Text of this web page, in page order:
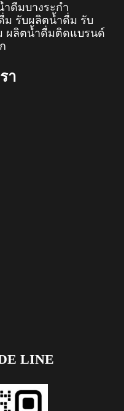
ำดื่มบางระกำ
ม รับผลิตน้ำดื่ม รับ
ผลิตน้ำดื่มติดแบรนด์
า
LINE